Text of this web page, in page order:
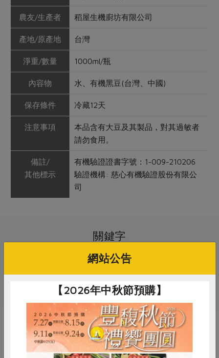
農友/生產者 稻屋生機廚坊有限公司
產地/原產地 台灣
淨重/數量 1000ml/瓶
內容物 水、有機黑豆(台灣、中國)
保存條件 冷藏12天
注意事項
本品含有大豆及其製品，對其過敏者
請勿食用。
備註/
其他標示
有機驗證證書字號：1-009-210206
驗證機構: 慈心有機驗證股份有限公
司
關鍵字
# 稻屋
# 豆漿
你可能有興趣的產品
網站公告
【2026年中秋節預購】